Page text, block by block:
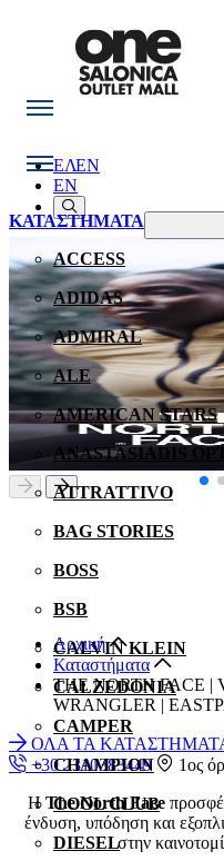
EN
ΚΑΤΑΣΤΗΜΑΤΑ
ACCESS
ADIDAS
ADMIRAL
ALE
AMERICAN STARS
ANASTASIADIS
ATTRATTIVO
BAG STORIES
BOSS
BSB
CALVIN KLEIN
CALZEDONIA
CAMPER
CHAMPION
COOL CLUB
DIESEL
ΕΛ
EN
Αρχική
Καταστήματα
THE NORTH FACE |
WRANGLER |
ΟΛΑ ΤΑ
+30 2310383449
1ος
ΗThe North Face
ένδυση, υπόδηση και
στην